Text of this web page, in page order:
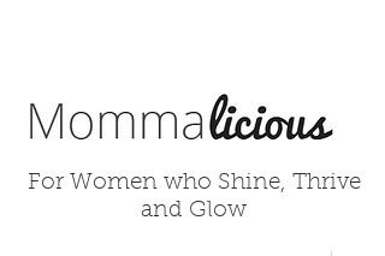
For Women who Shine, Thrive
and Glow